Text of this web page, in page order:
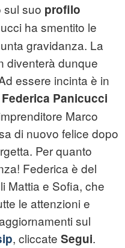
sul suo profilo
ha smentito le
gravidanza. La
diventerà dunque
essere incinta è in
Federica Panicucci
Marco
di nuovo felice dopo
Per quanto
Federica è del
Mattia e Sofia, che
le attenzioni e
sul
, cliccate Segui.